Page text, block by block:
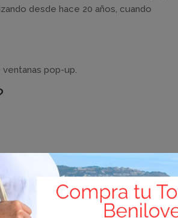
desde hace 20 años, cuando
ventanas pop-up.